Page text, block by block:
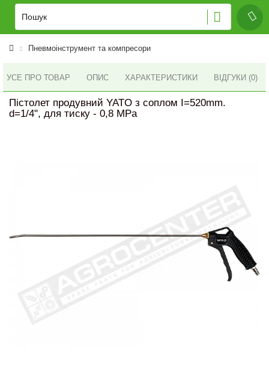
Пневмоінструмент та компресори
УСЕ ПРО ТОВАР ОПИС ХАРАКТЕРИСТИКИ ВІДГУКИ (0)
Пістолет продувний YATO з соплом I=520mm.
d=1/4", для тиску - 0,8 MPa